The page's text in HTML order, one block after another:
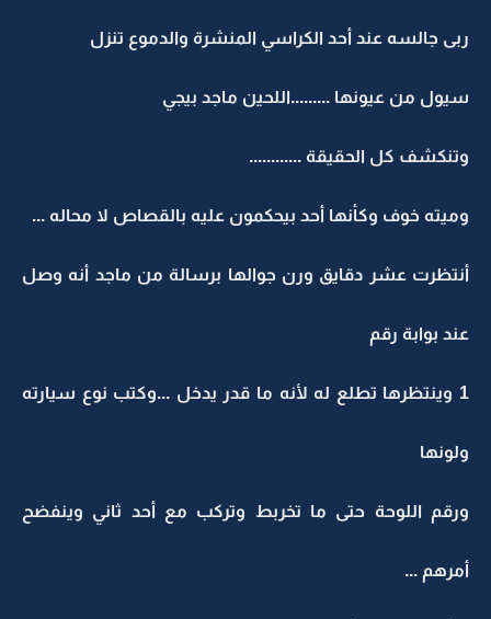
ربى جالسه عند أحد الكراسي المنشرة والدموع تنزل
سيول من عيونها .........اللحين ماجد بيجي
وتنكشف كل الحقيقة ............
وميته خوف وكأنها أحد بيحكمون عليه بالقصاص لا محاله ...
أنتظرت عشر دقايق ورن جوالها برسالة من ماجد أنه وصل
عند بوابة رقم
1 وينتظرها تطلع له لأنه ما قدر يدخل ...وكتب نوع سيارته
ولونها
ورقم اللوحة حتى ما تخربط وتركب مع أحد ثاني وينفضح
أمرهم ...